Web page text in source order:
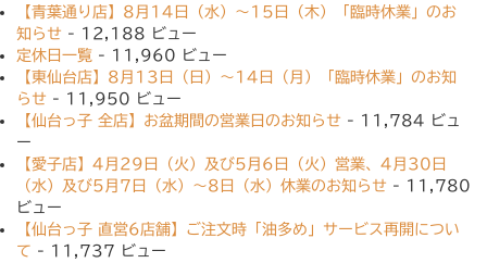
【青葉通り店】8月14日（水）〜15日（木）「臨時休業」のお
知らせ - 12,188 ビュー
定休日一覧 - 11,960 ビュー
【東仙台店】8月13日（日）〜14日（月）「臨時休業」のお知
らせ - 11,950 ビュー
【仙台っ子 全店】お盆期間の営業日のお知らせ - 11,784 ビュ
ー
【愛子店】4月29日（火）及び5月6日（火）営業、4月30日
（水）及び5月7日（水）〜8日（水）休業のお知らせ - 11,780
ビュー
【仙台っ子 直営6店舗】ご注文時「油多め」サービス再開につい
て - 11,737 ビュー